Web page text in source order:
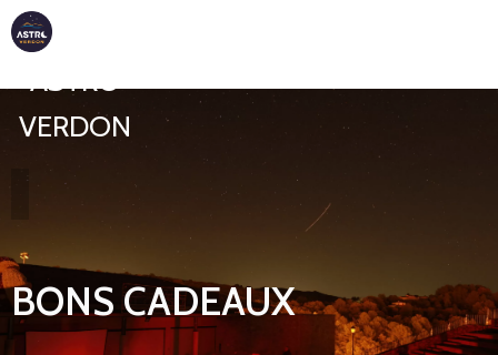
ASTRO
VERDON
BONS CADEAUX